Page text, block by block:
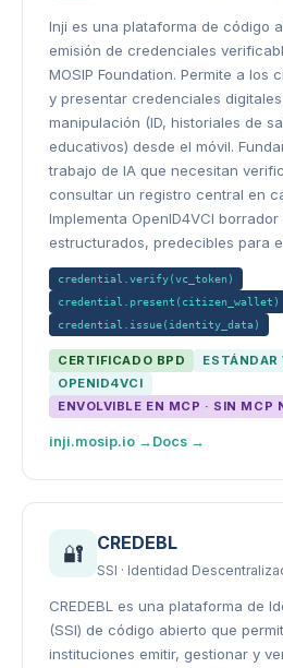
Inji es una plataforma de código
emisión de credenciales
MOSIP Foundation. Permite a los
y presentar credenciales
manipulación (ID, historiales de
educativos) desde el móvil.
trabajo de IA que necesitan
consultar un registro central en
Implementa OpenID4VCI
estructurados, predecibles para
credential.verify(vc_token)
credential.present(citizen_wallet)
credential.issue(identity_data)
CERTIFICADO BPD
ESTÁNDAR
OPENID4VCI
ENVOLVIBLE EN MCP · SIN MCP
inji.mosip.io → Docs →
🔐 CREDEBL
SSI · Identidad
CREDEBL es una plataforma de
(SSI) de código abierto que
instituciones emitir, gestionar y